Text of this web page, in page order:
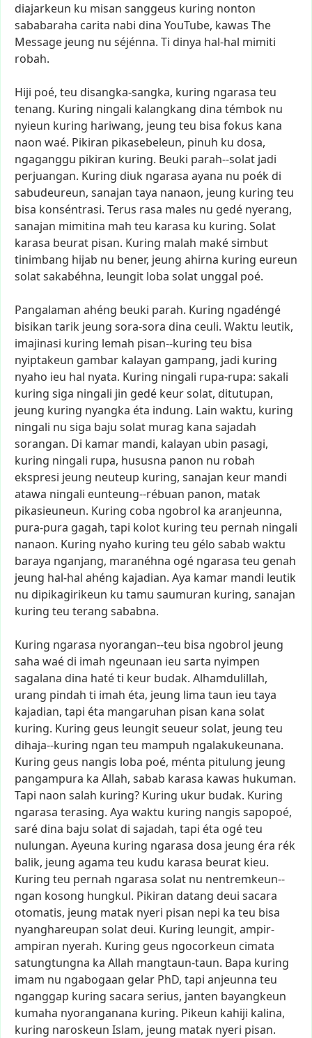
diajarkeun ku misan sanggeus kuring nonton
sababaraha carita nabi dina YouTube, kawas The
Message jeung nu séjénna. Ti dinya hal-hal mimiti
robah.
Hiji poé, teu disangka-sangka, kuring ngarasa teu
tenang. Kuring ningali kalangkang dina témbok nu
nyieun kuring hariwang, jeung teu bisa fokus kana
naon waé. Pikiran pikasebeleun, pinuh ku dosa,
ngaganggu pikiran kuring. Beuki parah--solat jadi
perjuangan. Kuring diuk ngarasa ayana nu poék di
sabudeureun, sanajan taya nanaon, jeung kuring teu
bisa konséntrasi. Terus rasa males nu gedé nyerang,
sanajan mimitina mah teu karasa ku kuring. Solat
karasa beurat pisan. Kuring malah makésimbut
tinimbang hijab nu bener, jeung ahirna kuring eureun
solatsakabéhna, leungit loba solat unggal poé.
Pangalaman ahéng beuki parah. Kuring ngadéngé
bisikan tarik jeung sora-sora dina ceuli. Waktu leutik,
imajinasi kuring lemah pisan--kuring teu bisa
nyiptakeun gambar kalayan gampang, jadi kuring
nyaho ieu hal nyata. Kuring ningali rupa-rupa: sakali
kuring siga ningali jin gedé keursolat, ditutupan,
jeung kuring nyangka éta indung. Lain waktu, kuring
ningali nu siga baju solat murag kana sajadah
sorangan. Di kamar mandi, kalayan ubin pasagi,
kuring ningali rupa, hususna panon nu robah
ekspresi jeung neuteup kuring, sanajan keur mandi
atawa ningali eunteung--rébuan panon, matak
pikasieuneun. Kuring coba ngobrol ka aranjeunna,
pura-pura gagah, tapi kolot kuring teu pernah ningali
nanaon. Kuring nyaho kuring teu gélo sabab waktu
baraya nganjang, maranéhna ogé ngarasa teu genah
jeung hal-hal ahéng kajadian. Aya kamar mandi leutik
nu dipikagirikeun ku tamu saumuran kuring, sanajan
kuring teu terang sababna.
Kuring ngarasa nyorangan--teu bisa ngobrol jeung
saha waé di imah ngeunaan ieu sarta nyimpen
sagalana dina hatéti keur budak. Alhamdulillah,
urang pindah ti imah éta, jeung lima taun ieu taya
kajadian, tapi éta mangaruhan pisan kana solat
kuring. Kuring geus leungitseueursolat, jeung teu
dihaja--kuring ngan teu mampuh ngalakukeunana.
Kuring geus nangis loba poé, ménta pitulung jeung
pangampura ka Allah, sabab karasa kawas hukuman.
Tapi naon salah kuring? Kuring ukur budak. Kuring
ngarasa terasing. Aya waktu kuring nangis sapopoé,
saré dina baju solat di sajadah, tapi éta ogéteu
nulungan. Ayeuna kuring ngarasa dosa jeung éra rék
balik, jeung agama teu kudu karasa beurat kieu.
Kuring teu pernah ngarasa solat nu nentremkeun--
ngan kosong hungkul. Pikiran datang deui sacara
otomatis, jeung matak nyeri pisan nepi ka teu bisa
nyanghareupan solat deui. Kuring leungit, ampir-
ampiran nyerah. Kuring geus ngocorkeun cimata
satungtungna ka Allah mangtaun-taun. Bapa kuring
imam nu ngabogaan gelar PhD, tapi anjeunna teu
nganggap kuring sacara serius, janten bayangkeun
kumaha nyoranganana kuring. Pikeun kahiji kalina,
kuring naroskeun Islam, jeung matak nyeri pisan.